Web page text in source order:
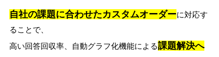
自社の課題に合わせたカスタムオーダーに対応す
ることで、
高い回答回収率、自動グラフ化機能による課題解決へ